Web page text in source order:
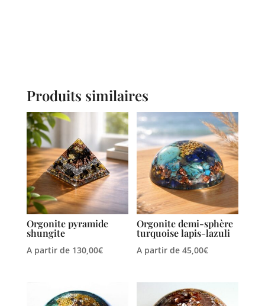
Produits similaires
Orgonite pyramide
shungite
A partir de 130,00€
Orgonite demi-sphère
turquoise lapis-lazuli
A partir de45,00€